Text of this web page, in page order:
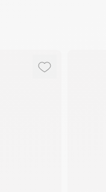
Ajouter aux
Supprimer